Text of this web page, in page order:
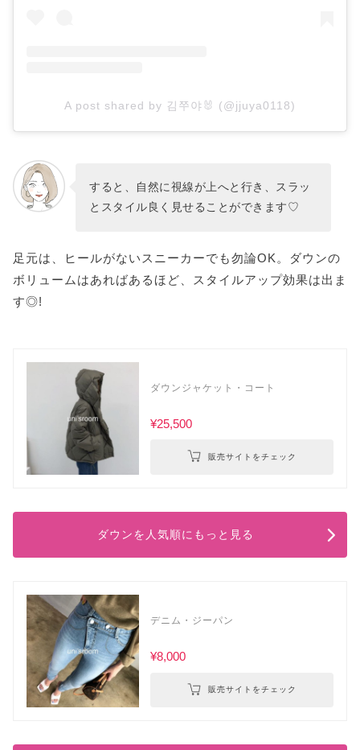
A post shared by 김쭈야🐰 (@jjuya0118)
すると、自然に視線が上へと行き、スラッ
とスタイル良く見せることができます♡
足元は、ヒールがないスニーカーでも勿論OK。ダウンの
ボリュームはあればあるほど、スタイルアップ効果は出ま
す◎!
ダウンジャケット・コート
¥25,500
販売サイトをチェック
ダウンを人気順にもっと見る
デニム・ジーパン
¥8,000
販売サイトをチェック